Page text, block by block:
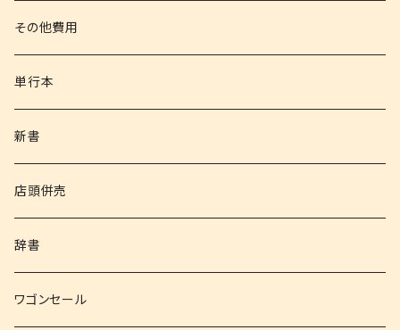
その他書籍
書籍以外
その他費用
単行本
新書
店頭併売
辞書
ワゴンセール